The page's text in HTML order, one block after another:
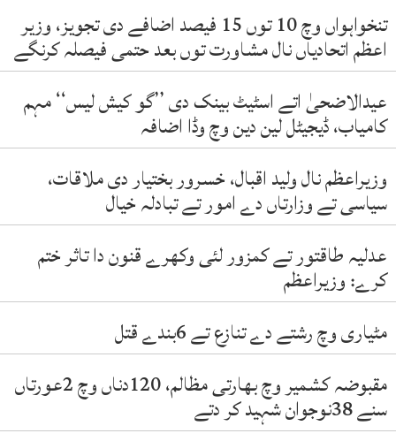
تنخواہواں وچ 10 توں 15 فیصد اضافے دی تجویز، وزیر
اعظم اتحادیاں نال مشاورت توں بعد حتمی فیصلہ کرنگے
عیدالاضحیٰ اتے اسٹیٹ بینک دی ’’گو کیش لیس‘‘ مہم
کامیاب، ڈیجیٹل لین دین وچ وڈا اضافہ
وزیراعظم نال ولید اقبال، خسرور بختیار دی ملاقات،
سیاسی تے وزارتاں دے امور تے تبادلہ خیال
عدلیہ طاقتور تے کمزور لئی وکھرے قنون دا تاثر ختم
کرے: وزیراعظم
مٹیاری وچ رشتے دے تنازع تے 6بندے قتل
مقبوضہ کشمیر وچ بھارتی مظالم، 120دناں وچ 2عورتاں
سنے 38نوجوان شہید کر دتے